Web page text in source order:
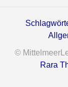
©
Rara